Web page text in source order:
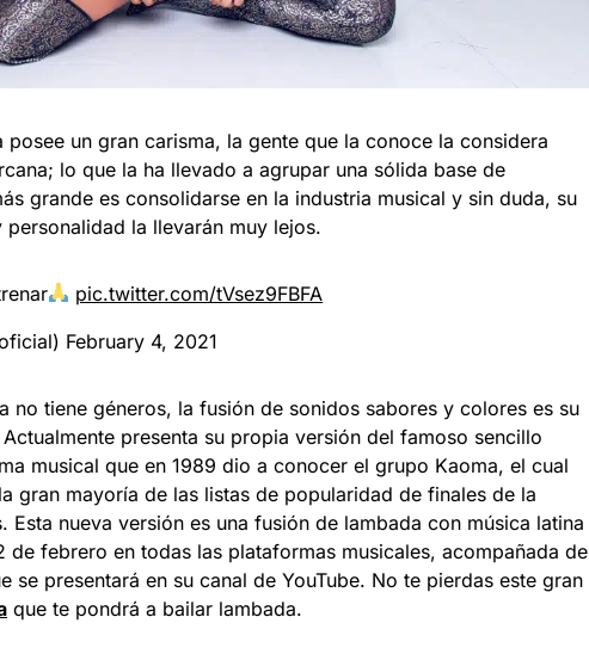
posee un gran carisma, la gente que la conoce la considera
lo que la ha llevado a agrupar una sólida base de
grande es consolidarse en la industria musical y sin duda, su
la llevarán muy lejos.
pic.twitter.com/tVsez9FBFA
February 4, 2021
no tiene géneros, la fusión de sonidos sabores y colores es su
presenta su propia versión del famoso sencillo
musical que en 1989 dio a conocer el grupo Kaoma, el cual
gran mayoría de las listas de popularidad de finales de la
Esta nueva versión es una fusión de lambada con música latina
de febrero en todas las plataformas musicales, acompañada de
se presentará en su canal de YouTube. No te pierdas este gran
que te pondrá a bailar lambada.